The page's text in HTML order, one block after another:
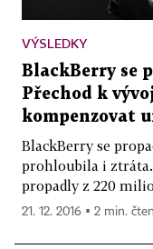
VÝSLEDKY
BlackBerry se
Přechod k
kompenzovat
BlackBerry se
prohloubila i
propadly z 220
21. 12. 2016 ▪ 2 min.